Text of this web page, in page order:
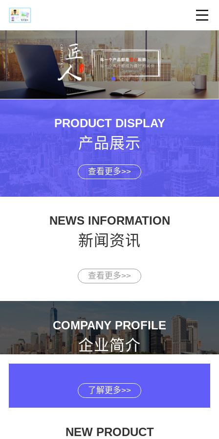
PRODUCT DISPLAY
产品展示
查看更多>>
NEWS INFORMATION
新闻资讯
查看更多>>
COMPANY PROFILE
企业简介
了解更多>>
NEW PRODUCT